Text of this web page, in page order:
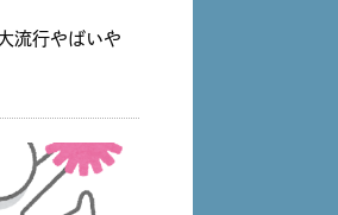
流行やばいや